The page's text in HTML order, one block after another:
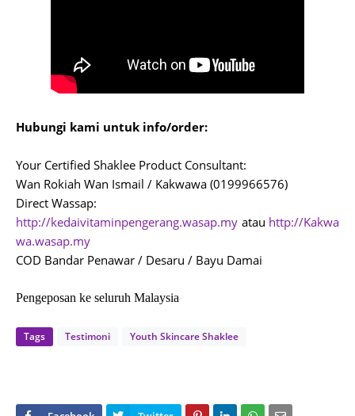
Hubungi kami untuk info/order:
Your Certified Shaklee Product Consultant:
Wan Rokiah Wan Ismail / Kakwawa (0199966576)
Direct Wassap:
http://kedaivitaminpengerang.wasap.my atau http://Kakwa
wa.wasap.my
COD Bandar Penawar / Desaru / Bayu Damai
Pengeposan ke seluruh Malaysia
Tags Testimoni Youth Skincare Shaklee